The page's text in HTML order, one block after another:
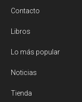
Contacto
Libros
Lo más popular
Noticias
Tienda